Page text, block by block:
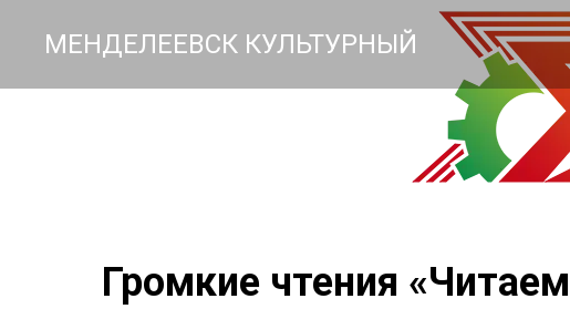
МЕНДЕЛЕЕВСК КУЛЬТУРНЫЙ
Громкие чтения